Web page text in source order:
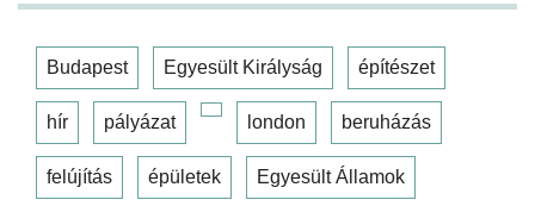
Budapest Egyesült Királyság építészet
hír pályázat london beruházás
felújítás épületek Egyesült Államok